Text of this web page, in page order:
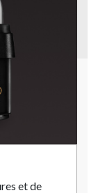
et de